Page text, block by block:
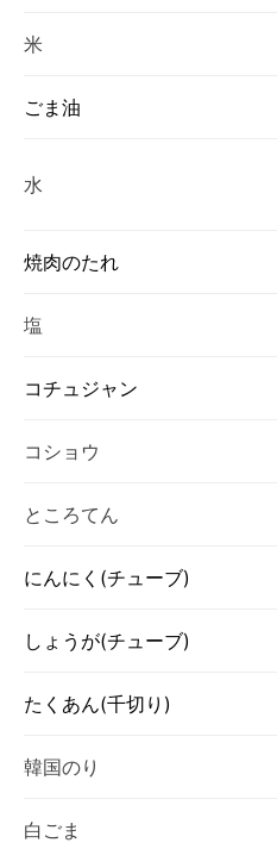
米
ごま油
水
焼肉のたれ
塩
コチュジャン
コショウ
ところてん
にんにく(チューブ)
しょうが(チューブ)
たくあん(千切り)
韓国のり
白ごま